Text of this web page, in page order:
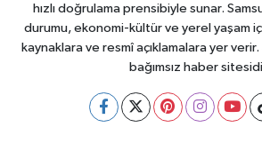
hızlı doğrulama prensibiyle sunar.
durumu, ekonomi-kültür ve yerel yaşam
kaynaklara ve resmî açıklamalara yer
bağımsız haber